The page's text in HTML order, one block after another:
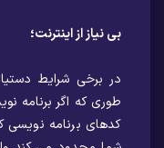
بی نیاز از اینترنت؛
در برخی شرایط
طوری که اگر برنامه
کدهای برنامه